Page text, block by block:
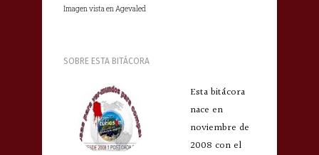
Imagen vista en Agevaled
SOBRE ESTA BITÁCORA
Esta bitácora
nace en
noviembre de
2008 con el